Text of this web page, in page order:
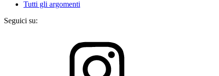
Tutti gli argomenti
Seguici su: